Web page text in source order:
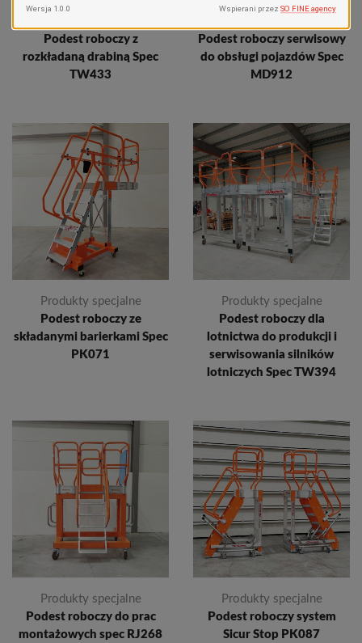
Podest roboczy z
rozkładaną drabiną Spec
TW433
Podest roboczy serwisowy
do obsługi pojazdów Spec
MD912
Produkty specjalne
Podest roboczy ze
składanymi barierkami Spec
PK071
Produkty specjalne
Podest roboczy dla
lotnictwa do produkcji i
serwisowania silników
lotniczych Spec TW394
Produkty specjalne
Podest roboczy do prac
montażowych spec RJ268
Produkty specjalne
Podest roboczy system
Sicur Stop PK087